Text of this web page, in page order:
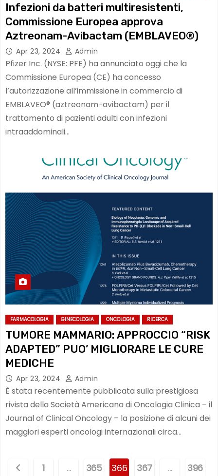
Infezioni da batteri multiresistenti,
Commissione Europea approva
Aztreonam-Avibactam (EMBLAVEO®)
Apr 23, 2024 Admin
Pfizer Inc. (NYSE: PFE) ha annunciato oggi che la
Commissione Europea (CE) ha concesso
l’autorizzazione all’immissione in commercio di
EMBLAVEO® (aztreonam-avibactam) per il
trattamento di pazienti adulti con infezioni
intraaddominali…
FARMACOLOGIA GINECOLOGIA ONCOLOGIA RICERCA
TUMORE MAMMARIO: APPROCCIO “RISK
ADAPTED” PUO’ MIGLIORARE LE CURE
MEDICHE
Apr 23, 2024 Admin
È stata recentemente pubblicata sulla prestigiosa
rivista della Società Americana di Oncologia Clinica – il
Journal of Clinical Oncology – la posizione di alcuni dei
maggiori esperti oncologi internazionali circa…
1 … 365 366 367 … 396